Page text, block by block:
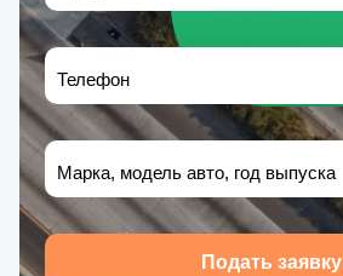
Телефон
Марка, модель авто, год выпуска
Подать заявку